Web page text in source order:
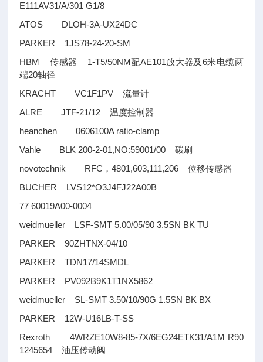
E111AV31/A/301 G1/8
ATOS DLOH-3A-UX24DC
PARKER 1JS78-24-20-SM
HBM传感器 1-T5/50NM配AE101放大器及 6米电缆两
端20轴径
KRACHT VC1F1PV流量计
ALRE JTF-21/12温度控制器
heanchen 0606100A ratio-clamp
Vahle BLK 200-2-01,NO:59001/00碳刷
novotechnik RFC ，4801,603,111,206位移传感器
BUCHER LVS12*O3J4FJ22A00B
77 60019A00-0004
weidmueller LSF-SMT 5.00/05/90 3.5SN BK TU
PARKER 90ZHTNX-04/10
PARKER TDN17/14SMDL
PARKER PV092B9K1T1NX5862
weidmueller SL-SMT 3.50/10/90G 1.5SN BK BX
PARKER 12W-U16LB-T-SS
Rexroth 4WRZE10W8-85-7X/6EG24ETK31/A1M R90
1245654油压传动阀